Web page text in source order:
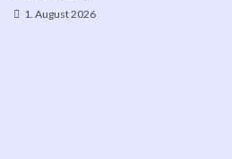
1. August 2026